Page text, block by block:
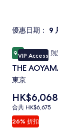
優惠日期： 9
THE
AOYAMA
GRAND
HOTEL
相
片
集
VIP Access
9.89.8 分 (滿分為
完美(192
THE
東京
26% 折扣
價
格
為
HK$6,068
HK$6,068
合
共
HK$6,675
合共 HK$6,675
THE